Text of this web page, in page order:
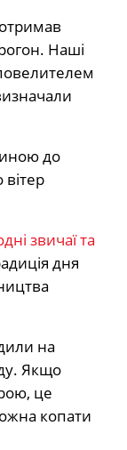
Наші
до
вітер
звичаї та
дня
на
Якщо
це
копати